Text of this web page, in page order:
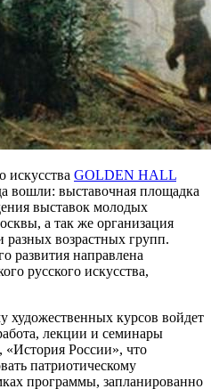
искусства GOLDEN HALL
вошли: выставочная площадка
выставок молодых
а так же организация
разных возрастных групп.
развития направлена
русского искусства,
художественных курсов войдет
лекции и семинары
«История России», что
патриотическому
программы, запланированно